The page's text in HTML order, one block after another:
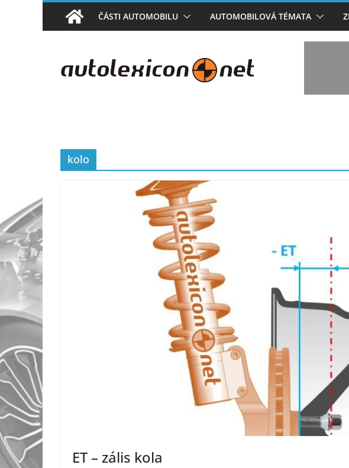
Přeskočit
na
ČÁSTI AUTOMOBILU AUTOMOBILOVÁ TÉMATA
kolo
ET – zális kola